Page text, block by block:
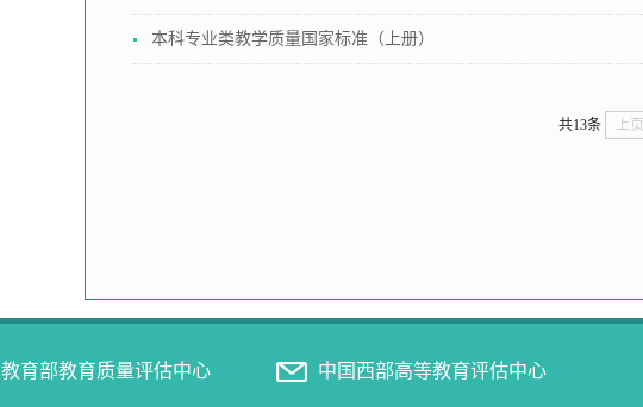
本科专业类教学质量国家标准（上册）
共13条 上页
教育部教育质量评估中心 中国西部高等教育评估中心